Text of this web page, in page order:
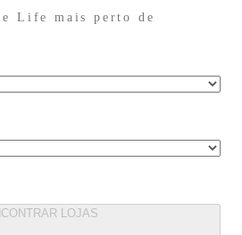
Life mais perto de
LOJAS